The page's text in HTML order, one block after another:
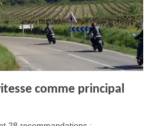
comme principal